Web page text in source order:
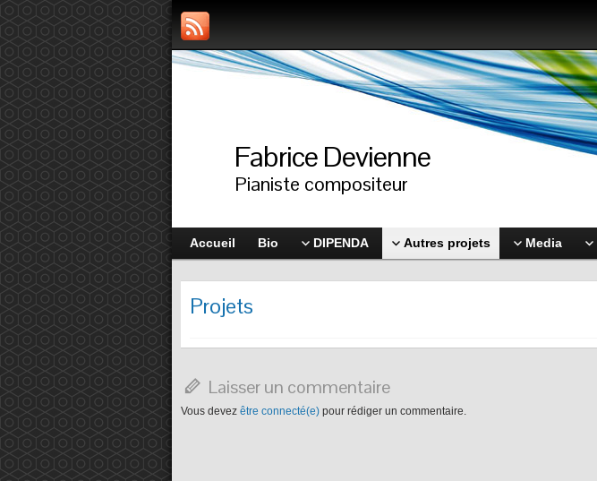
Fabrice Devienne
Pianiste compositeur
Accueil Bio DIPENDA Autres projets Media
Projets
Laisser un commentaire
Vous devez être connecté(e) pour rédiger un commentaire.